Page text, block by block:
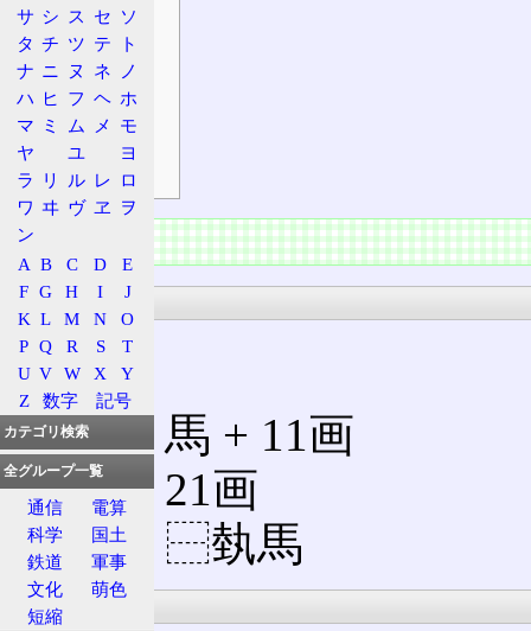
他の資料
日本語
発音
熟語
補足
符号
情報
漢字
部首
: 馬 + 11画
総画: 21画
解字: ⿱埶馬
意義
サ シ ス セ ソ
タ チ ツ テ
ト
ナ ニ ヌ ネ
ノ
ハ ヒ フ ヘ ホ
マ ミ ム メ
モ
ヤ
ユ
ヨ
ラ
リ ル レ ロ
ワ ヰ ヴ ヱ
ヲ
ン
A B C D
E
F G H I
J
K L M N
O
P Q R S
T
U V W X
Y
Z
数字 記号
カテゴリ検索
全グループ一覧
通信
電算
科学
国土
鉄道
軍事
文化
萌色
短縮